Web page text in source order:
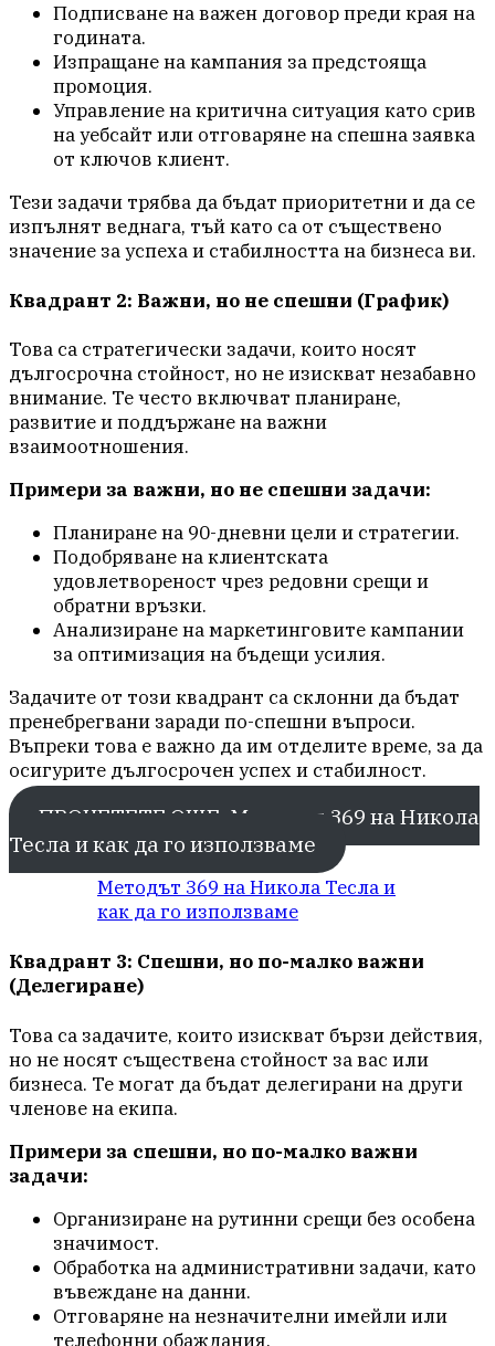
Подписване на важен договор преди края на
годината.
Изпращане на кампания за предстояща
промоция.
Управление на критична ситуация като срив
на уебсайт или отговаряне на спешна заявка
от ключов клиент.
Тези задачи трябва да бъдат приоритетни и да се
изпълнят веднага, тъй като са от съществено
значение за успеха и стабилността на бизнеса ви.
Квадрант 2: Важни, но не спешни (График)
Това са стратегически задачи, които носят
дългосрочна стойност, но не изискват незабавно
внимание. Те често включват планиране,
развитие и поддържане на важни
взаимоотношения.
Примери за важни, но не спешни задачи:
Планиране на 90-дневни цели и стратегии.
Подобряване на клиентската
удовлетвореност чрез редовни срещи и
обратни връзки.
Анализиране на маркетинговите кампании
за оптимизация на бъдещи усилия.
Задачите от този квадрант са склонни да бъдат
пренебрегвани заради по-спешни въпроси.
Въпреки това е важно да им отделите време, за да
осигурите дългосрочен успех и стабилност.
ПРОЧЕТЕТЕ ОЩЕ: Методът 369 на Никола
Тесла и как да го използваме
Методът 369 на Никола Тесла и
как да го използваме
Квадрант 3: Спешни, но по-малко важни
(Делегиране)
Това са задачите, които изискват бързи действия,
но не носят съществена стойност за вас или
бизнеса. Те могат да бъдат делегирани на други
членове на екипа.
Примери за спешни, но по-малко важни
задачи:
Организиране на рутинни срещи без особена
значимост.
Обработка на административни задачи, като
въвеждане на данни.
Отговаряне на незначителни имейли или
телефонни обаждания.